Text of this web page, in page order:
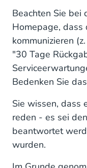
Rollenspiele zur
Support-Seiten
Wissensbasis
Blog
Vier Abteilungen
Beachten Sie bei
Homepage, dass
kommunizieren
"30 Tage
Bedenken Sie
Sie wissen, dass
reden - es sei
beantwortet
wurden.